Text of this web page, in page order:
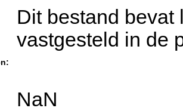
Dit bestand
vastgesteld in de
NaN